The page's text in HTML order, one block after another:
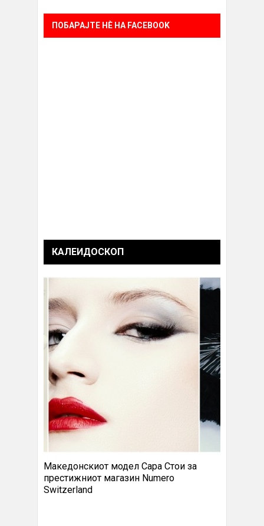
ПОБАРАЈТЕ НÈ НА FACEBOOK
КАЛЕИДОСКОП
Македонскиот модел Сара Стои за
престижниот магазин Numero
Switzerland